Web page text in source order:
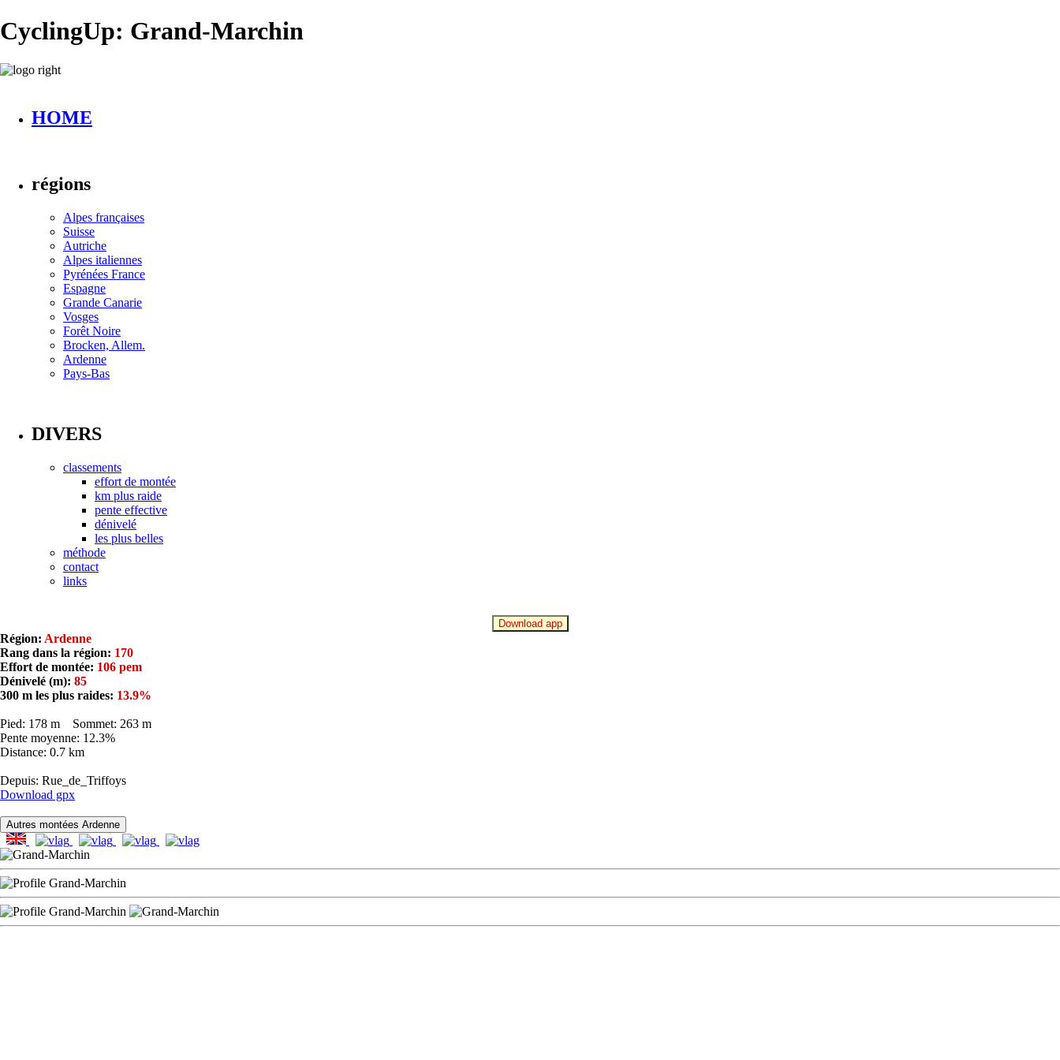
CyclingUp: Grand-Marchin
HOME
régions
Alpes françaises
Suisse
Autriche
Alpes italiennes
Pyrénées France
Espagne
Grande Canarie
Vosges
Forêt Noire
Brocken, Allem.
Ardenne
Pays-Bas
DIVERS
classements
effort de montée
km plus raide
pente effective
dénivelé
les plus belles
méthode
contact
links
Download app
Région: Ardenne
Rang dans la région: 170
Effort de montée: 106 pem
Dénivelé (m): 85
300 m les plus raides: 13.9%
Pied: 178 m Sommet: 263 m
Pente moyenne: 12.3%
Distance: 0.7 km
Depuis: Rue_de_Triffoys
Download gpx
Autres montées Ardenne